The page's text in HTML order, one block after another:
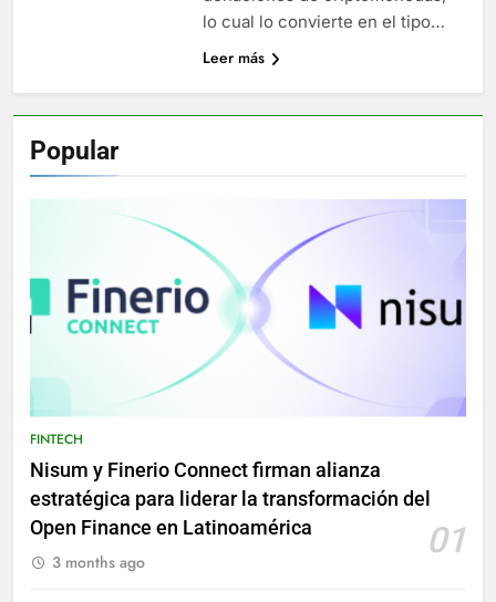
lo cual lo convierte en el tipo…
Leer más
Popular
FINTECH
Nisum y Finerio Connect firman alianza
estratégica para liderar la transformación del
Open Finance en Latinoamérica
01
3 months ago